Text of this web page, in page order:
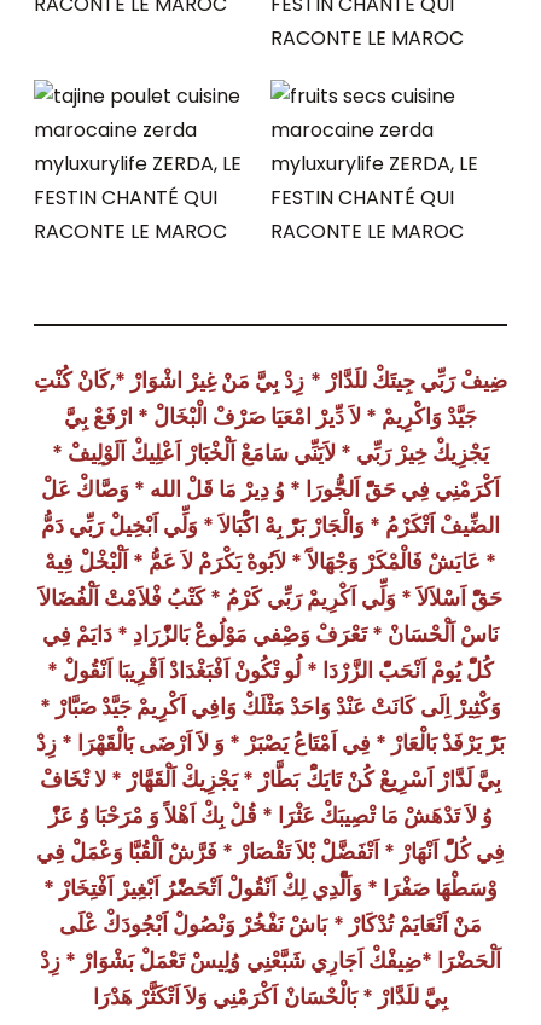
ضِيفْ رَبِّي جِيتَكْ للَدَّارْ * زِدْ بِيَّ مَنْ غِيرْ اشْوَارْ *,كَانْ كُنْتِ
جَيَّدْ وَاكْرِيمْ * لاَ دِّيرْ امْعَيَا صَرْفْ الْبْخَالْ * ارْفَعْ بِيَّ
يَجْزِيكْ خِيرْ رَبِّي * لاَيَنِّي سَامَعْ اَلْخْبَارْ اَعْلِيكْ اَلَوْلِيفْ *
اَكْرَمْنِي فِي حَقّْ اَلجُّورَا * وُ دِيرْ مَا قَلْ الله * وَصَّاكْ عَلْ
الضِّيفْ اَتْكَرْمُ * وَالْجَارْ بَرّْ بِهْ اكًْبَالاَ * وَلِّي اَبْخِيلْ رَبِّي دَمُّ
* عَايَشْ فَالْمْكَرْ وَجْهَالآَ * لاَبُوهْ يَكْرَمْ لاَ عَمُّ * اَلْبْخْلْ فِيهْ
حَقّْ اَسْلاَلاَ * وَلِّي اَكْرِيمْ رَبِّي كََرْمُ * كَتْبُ فْلاَمْتْ اَلْفُضَالاَ
نَاسْ اَلْحْسَانْ * تَعْرَفْ وَصِْفي مَوْلُوعْ بَالزّْرَادِ * دَايَمْ فِي
كُلّْ يُومْ اَنْحَبّْ الزَّرْدَا * لُو تْكُونْ اَفْبَغْدَادْ اَقْرِيبَا اَنْقُولْ *
وَكْثِيرْ اِلَى كَانَتْ عَنْدْ وَاحَدْ مَثْلَكْ وَافِي اَكْرِيمْ جَيَّدْ صَبَّارْ *
بَرّْ يَرْفَدْ بَالْعَارْ * فِي اَمْتَاعُ يَصْبَرْ * وَ لاَ اَرْضَى بَالْقَهْرَا * زِدْ
بِيَّ لَدَّارْ اَسْرِيعْ كُنْ تَايَكًْ بَطَّارْ * يَجْزِيكْ اَلْقَهَّارْ * لا تْخَافْ
وُ لاَ تَدْهَشْ مَا تْصِيبَكْ عَثْرَا * قُلْ بِكْ اَهْلاً وَ مْرَحْبَا وُ عَزّْ
فِي كُلّْ اَنْهَارْ * اَتْفَضَّلْ بْلاَ تَقْصَارْ * فَرَّشْ اَلْقُبَّا وَعْمَلْ فِي
وْسَطْهَا صَفْرَا * وَاَلّْدِي لِكْ اَنْقُولْ اَتْحَضّْرُ اَبْغِيرْ اَفْتِخَارْ *
مَنْ اَنْعَايَمْ تُدْكَارْ * بَاشْ نَفْخُرْ وَنْصُولْ اَبْجُودَكْ عْلَى
اَلْحَضْرَا *ضِيفْكْ اَجَارِي شَبَّعْنِي وُلِيسْ تَعْمَلْ بَشْوَارْ * زِدْ
بِيَّ للَدَّارْ * بَالْحْسَانْ اَكْرَمْنِي وَلاَ اَتْكَثَّرْ هَدْرَا